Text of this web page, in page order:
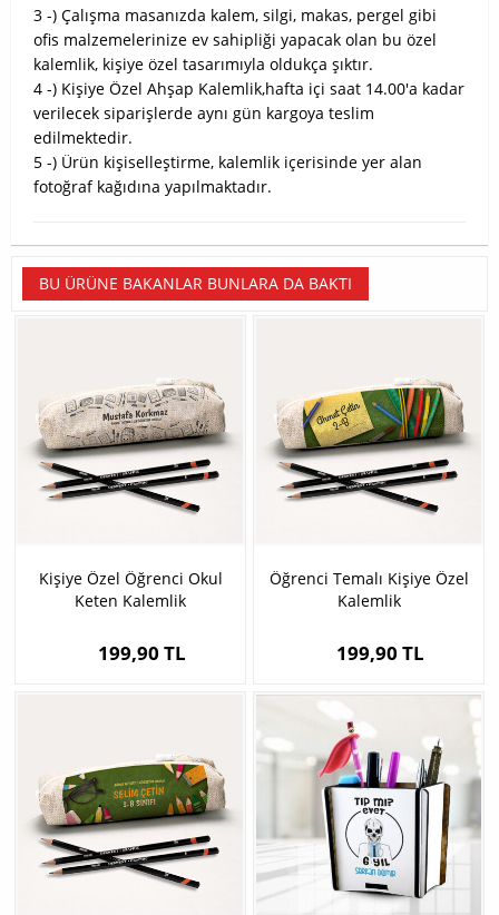
3 -) Çalışma masanızda kalem, silgi, makas, pergel gibi
ofis malzemelerinize ev sahipliği yapacak olan bu özel
kalemlik, kişiye özel tasarımıyla oldukça şıktır.
4 -) Kişiye Özel Ahşap Kalemlik,hafta içi saat 14.00'a kadar
verilecek siparişlerde aynı gün kargoya teslim
edilmektedir.
5 -) Ürün kişiselleştirme, kalemlik içerisinde yer alan
fotoğraf kağıdına yapılmaktadır.
BU ÜRÜNE BAKANLAR BUNLARA DA BAKTI
Kişiye Özel Öğrenci Okul
Keten Kalemlik
199,90 TL
Öğrenci Temalı Kişiye Özel
Kalemlik
199,90 TL